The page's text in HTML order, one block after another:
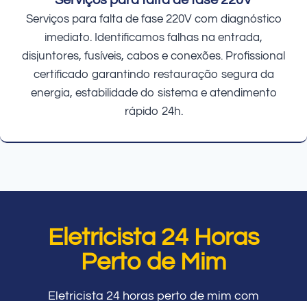
Serviços para falta de fase 220V com diagnóstico
imediato. Identificamos falhas na entrada,
disjuntores, fusíveis, cabos e conexões. Profissional
certificado garantindo restauração segura da
energia, estabilidade do sistema e atendimento
rápido 24h.
Eletricista 24 Horas
Perto de Mim
Eletricista 24 horas perto de mim com